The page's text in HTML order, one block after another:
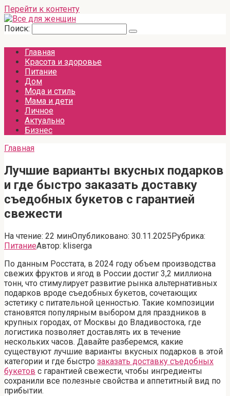
Перейти к контенту
Поиск:
Главная
Красота и здоровье
Питание
Дом
Мода и стиль
Мама и дети
Личное
Актуально
Бизнес
Главная
Лучшие варианты вкусных подарков
и где быстро заказать доставку
съедобных букетов с гарантией
свежести
На чтение: 22 минОпубликовано: 30.11.2025Рубрика:
ПитаниеАвтор: kliserga
По данным Росстата, в 2024 году объем производства
свежих фруктов и ягод в России достиг 3,2 миллиона
тонн, что стимулирует развитие рынка альтернативных
подарков вроде съедобных букетов, сочетающих
эстетику с питательной ценностью. Такие композиции
становятся популярным выбором для праздников в
крупных городах, от Москвы до Владивостока, где
логистика позволяет доставлять их в течение
нескольких часов. Давайте разберемся, какие
существуют лучшие варианты вкусных подарков в этой
категории и где быстро заказать доставку съедобных
букетов с гарантией свежести, чтобы ингредиенты
сохранили все полезные свойства и аппетитный вид по
прибытии.